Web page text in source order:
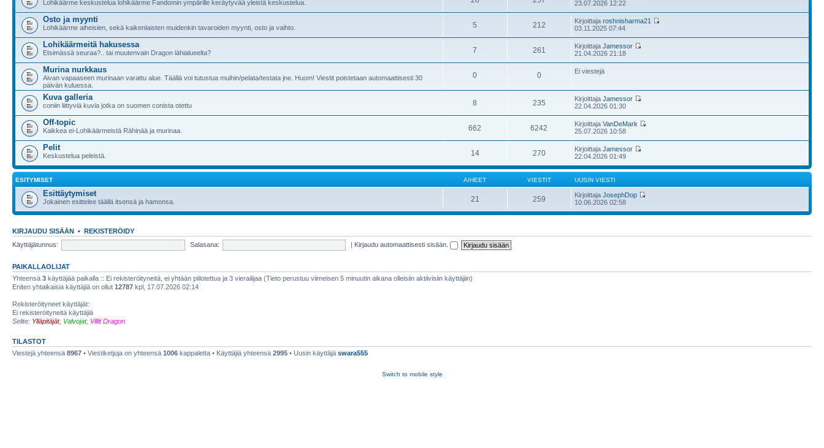
Lohikäärme keskustelua lohikäärme Fandomin ympärille keräytyvää yleistä keskustelua.
23.07.2026 12:22
Osto ja myynti
Lohikäärme aiheisien, sekä kaikenlaisten muidenkin tavaroiden myynti, osto ja vaihto. 5 212 Kirjoittajaroshnisharma21
03.11.2025 07:44
Lohikäärmeitä hakusessa
Etsimässä seuraa?.. tai muutenvain Dragon lähialueelta? 7 261 KirjoittajaJamessor
21.04.2026 21:18
Murina nurkkaus
Aivan vapaaseen murinaan varattu alue. Täällä voi tutustua muihin/pelata/testata jne. Huom! Viestit poistetaan automaattisesti 30
päivän kuluessa.
0 0 Ei viestejä
Kuva galleria
coniin liittyviä kuvia jotka on suomen conista otettu 8 235 KirjoittajaJamessor
22.04.2026 01:30
Off-topic
Kaikkea ei-Lohikäärmeistä Rähinää ja murinaa. 662 6242 KirjoittajaVanDeMark
25.07.2026 10:58
Pelit
Keskustelua peleistä. 14 270 KirjoittajaJamessor
22.04.2026 01:49
ESITYMISET AIHEET VIESTIT UUSIN VIESTI
Esittäytymiset
Jokainen esittelee täällä itsensä ja hamonsa. 21 259 KirjoittajaJosephDop
10.06.2026 02:58
KIRJAUDU SISÄÄN • REKISTERÖIDY
Käyttäjätunnus:
Salasana: | Kirjaudu automaattisesti sisään.
PAIKALLAOLIJAT
Yhteensä 3 käyttäjää paikalla :: Ei rekisteröityneitä, ei yhtään piilotettua ja 3 vierailijaa (Tieto perustuu viimeisen 5 minuutin aikana olleisiin aktiivisiin käyttäjiin)
Eniten yhtaikaisia käyttäjiä on ollut 12787 kpl, 17.07.2026 02:14
Rekisteröityneet käyttäjät:
Ei rekisteröityneitä käyttäjiä
Selite: Ylläpitäjät, Valvojat, Villit Dragon
TILASTOT
Viestejä yhteensä 8967 • Viestiketjuja on yhteensä 1006 kappaletta • Käyttäjiä yhteensä 2995 • Uusin käyttäjä swara555
Switch to mobile style